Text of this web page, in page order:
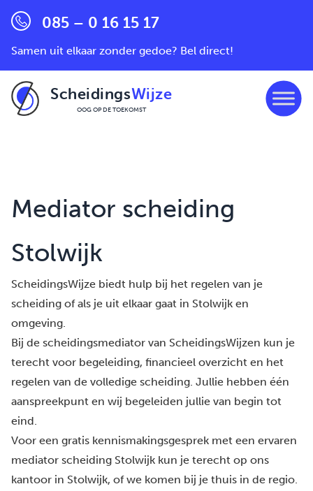
085 – 0 16 15 17
Samen uit elkaar zonder gedoe? Bel direct!
ScheidingsWijze
OOG OP DE TOEKOMST
Mediator scheiding
Stolwijk
ScheidingsWijze biedt hulp bij het regelen van je
scheiding of als je uit elkaar gaat in Stolwijk en
omgeving.
Bij de scheidingsmediator van ScheidingsWijzen kun je
terecht voor begeleiding, financieel overzicht en het
regelen van de volledige scheiding. Jullie hebben één
aanspreekpunt en wij begeleiden jullie van begin tot
eind.
Voor een gratis kennismakingsgesprek met een ervaren
mediator scheiding Stolwijk kun je terecht op ons
kantoor in Stolwijk, of we komen bij je thuis in de regio.